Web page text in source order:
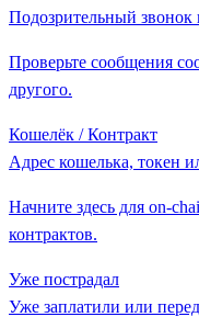
Подозрительный звонок
Проверьте сообщения
другого.
Кошелёк / Контракт
Адрес кошелька, токен
Начните здесь для on-
контрактов.
Уже пострадал
Уже заплатили или